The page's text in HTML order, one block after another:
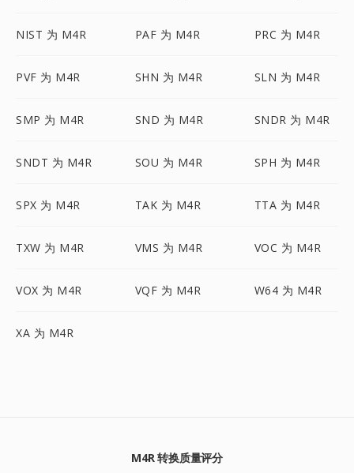
NIST 为 M4R PAF 为 M4R PRC 为 M4R
PVF 为 M4R SHN 为 M4R SLN 为 M4R
SMP 为 M4R SND 为 M4R SNDR 为 M4R
SNDT 为 M4R SOU 为 M4R SPH 为 M4R
SPX 为 M4R TAK 为 M4R TTA 为 M4R
TXW 为 M4R VMS 为 M4R VOC 为 M4R
VOX 为 M4R VQF 为 M4R W64 为 M4R
XA 为 M4R
M4R 转换质量评分